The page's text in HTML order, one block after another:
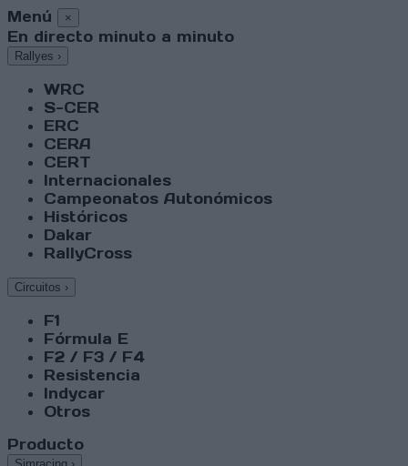
Menú ×
En directo minuto a minuto
Rallyes ›
WRC
S-CER
ERC
CERA
CERT
Internacionales
Campeonatos Autonómicos
Históricos
Dakar
RallyCross
Circuitos ›
F1
Fórmula E
F2 / F3 / F4
Resistencia
Indycar
Otros
Producto